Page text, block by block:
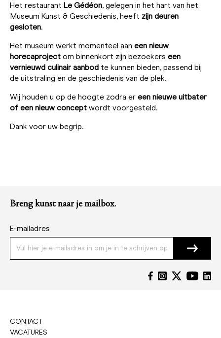
Het restaurant Le Gédéon, gelegen in het hart van het
Museum Kunst & Geschiedenis, heeft zijn deuren
gesloten.
Het museum werkt momenteel aan een nieuw
horecaproject om binnenkort zijn bezoekers een
vernieuwd culinair aanbod te kunnen bieden, passend bij
de uitstraling en de geschiedenis van de plek.
Wij houden u op de hoogte zodra er een nieuwe uitbater
of een nieuw concept wordt voorgesteld.
Dank voor uw begrip.
Breng kunst naar je mailbox.
E-mailadres
CONTACT
VACATURES